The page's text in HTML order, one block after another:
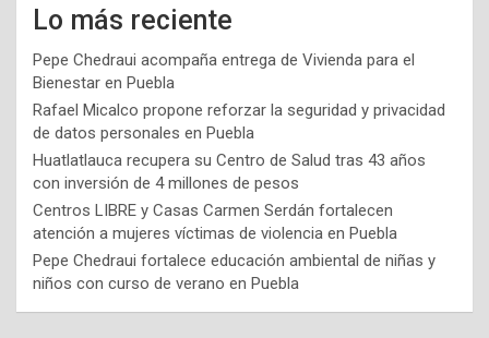
Lo más reciente
Pepe Chedraui acompaña entrega de Vivienda para el
Bienestar en Puebla
Rafael Micalco propone reforzar la seguridad y privacidad
de datos personales en Puebla
Huatlatlauca recupera su Centro de Salud tras 43 años
con inversión de 4 millones de pesos
Centros LIBRE y Casas Carmen Serdán fortalecen
atención a mujeres víctimas de violencia en Puebla
Pepe Chedraui fortalece educación ambiental de niñas y
niños con curso de verano en Puebla